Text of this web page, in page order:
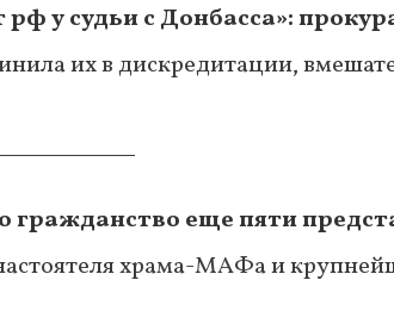
рф у судьи с Донбасса»:
их в дискредитации,
гражданство еще пяти
храма-МАФа и